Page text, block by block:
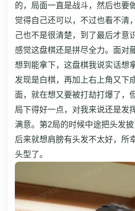
的，局面一直是战斗，然后也要
觉得自己还可以，不过也看不清
己也不是很清楚，到了最后才意
感觉这盘棋还是拼尽全力。 面对
想到能拿下，这盘棋我说实话想
发现是白棋，再加上右上角又下
面，就在想又要被打劫打爆了，
局下得好一点，对我来说还是发
满意。 第2局的时候中途把头发披
后来就想肩膀有头发不太好，所
头型了。